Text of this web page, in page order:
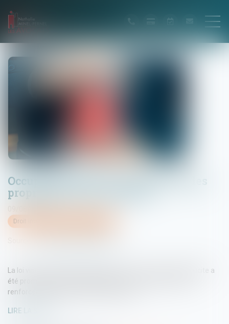
Occupation illicite : la protection des
propriétaires est renforcée
Droit immobilier
La loi visant à protéger les logements contre l’occupation illicite a
été promulguée le 27 juillet 2023. Le but de cette loi est de
renforcer la protection des propriétaires...
LIRE LA SUITE